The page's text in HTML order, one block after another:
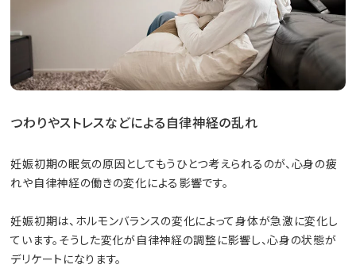
つわりやストレスなどによる自律神経の乱れ
妊娠初期の眠気の原因としてもうひとつ考えられるのが、心身の疲
れや自律神経の働きの変化による影響です。
妊娠初期は、ホルモンバランスの変化によって身体が急激に変化し
ています。そうした変化が自律神経の調整に影響し、心身の状態が
デリケートになります。